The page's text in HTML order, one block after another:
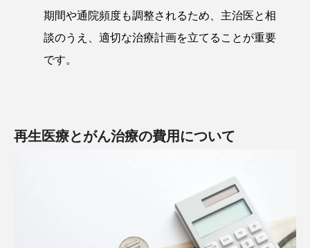
期間や通院頻度も調整されるため、主治医と相
談のうえ、適切な治療計画を立てることが重要
です。
再生医療とがん治療の費用について